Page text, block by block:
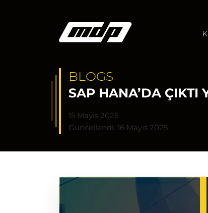
BLOGS
SAP HANA’DA ÇIKTI
15 Mayıs 2025
Güncellendi: 16 Mayıs 2025